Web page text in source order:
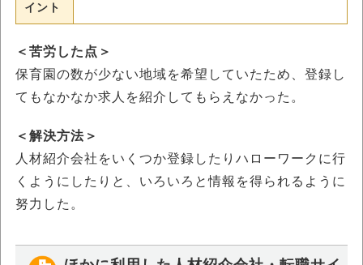
イント
＜苦労した点＞
保育園の数が少ない地域を希望していたため、登録し
てもなかなか求人を紹介してもらえなかった。
＜解決方法＞
人材紹介会社をいくつか登録したりハローワークに行
くようにしたりと、いろいろと情報を得られるように
努力した。